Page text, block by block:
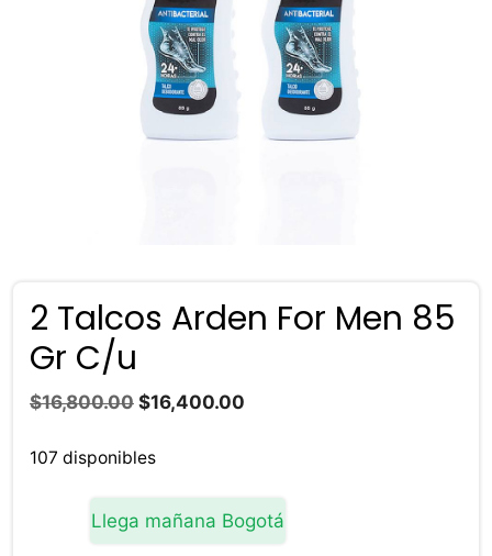
2 Talcos Arden For Men 85
Gr C/u
$16,800.00 El
original
$16,800.00.
$16,400.00
$16,400.00.
107 disponibles
Llega mañana Bogotá